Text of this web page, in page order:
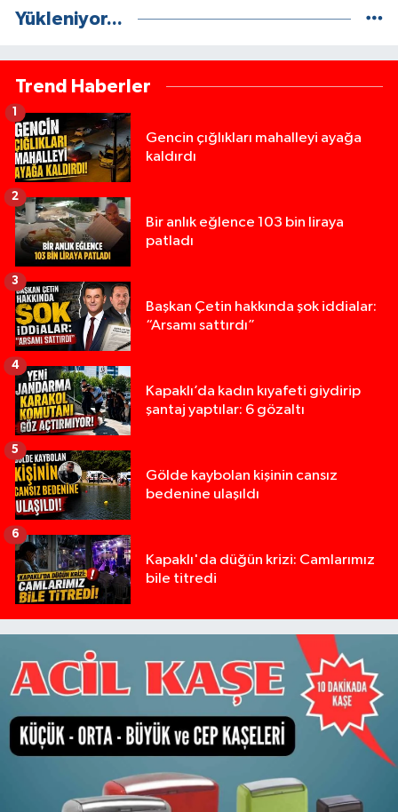
Yükleniyor...
Trend Haberler
Gencin çığlıkları mahalleyi ayağa
kaldırdı
Bir anlık eğlence 103 bin liraya
patladı
2
Başkan Çetin hakkında şok iddialar:
“Arsamı sattırdı”
3
Kapaklı’da kadın kıyafeti giydirip
şantaj yaptılar: 6 gözaltı
4
Gölde kaybolan kişinin cansız
bedenine ulaşıldı
5
Kapaklı'da düğün krizi: Camlarımız
bile titredi
6